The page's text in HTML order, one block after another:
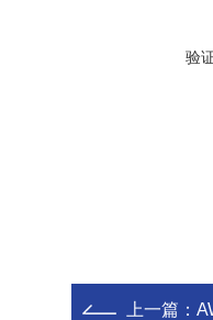
验
上一篇：